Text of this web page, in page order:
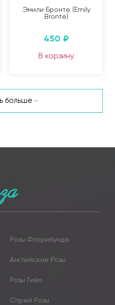
Эмили Бронте (Emily
Bronte)
450 ₽
В корзину
больше
Розы Флорибунда
Английские Розы
Розы Гийо
Спрей Розы